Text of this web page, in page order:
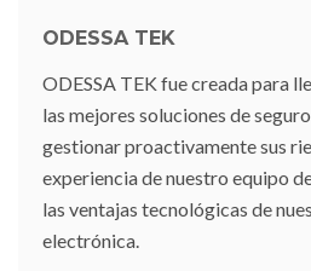
ODESSA TEK
ODESSA TEK fue creada para
las mejores soluciones de
gestionar proactivamente sus
experiencia de nuestro equipo
las ventajas tecnológicas de
electrónica.